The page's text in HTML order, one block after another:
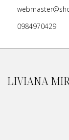
0984970429
LIVIANA